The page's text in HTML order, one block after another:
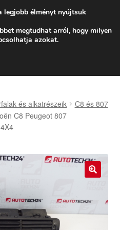
2618 Ft-tól
06 80 088 054
és alkatrészeik
C8 és 807
C8 Peugeot 807
legjobb élményt nyújtsuk
megtudhat arról, hogy milyen
azokat.